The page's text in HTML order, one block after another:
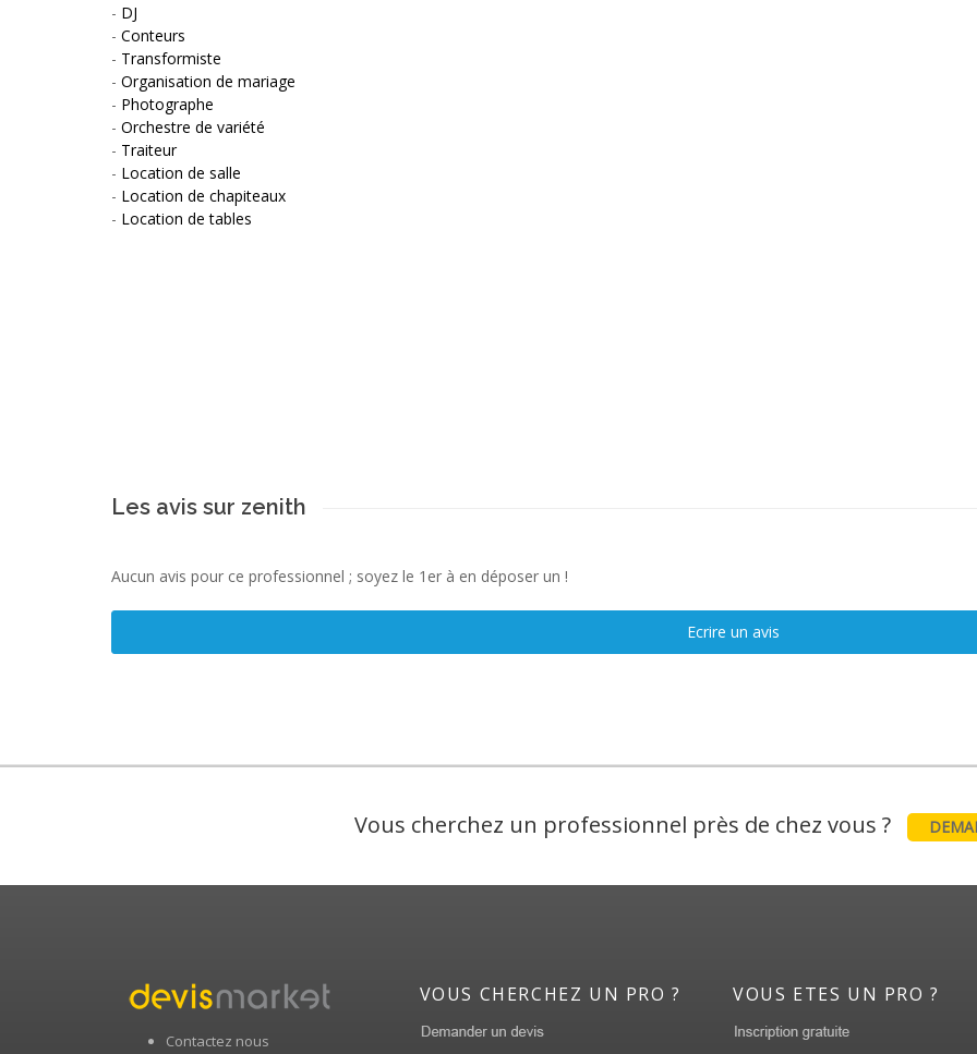
- DJ
- Conteurs
- Transformiste
- Organisation de mariage
- Photographe
- Orchestre de variété
- Traiteur
- Location de salle
- Location de chapiteaux
- Location de tables
Les avis sur zenith
Aucun avis pour ce professionnel ; soyez le 1er à en déposer un !
Ecrire un avis
Vous cherchez un professionnel près de chez vous ?
Contactez nous
VOUS CHERCHEZ UN PRO ? VOUS ETES UN PRO ?